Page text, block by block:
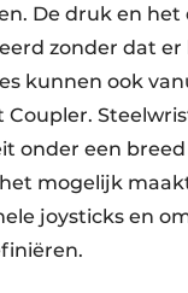
De druk en
zonder dat
kunnen ook
onder een
mogelijk
joysticks en